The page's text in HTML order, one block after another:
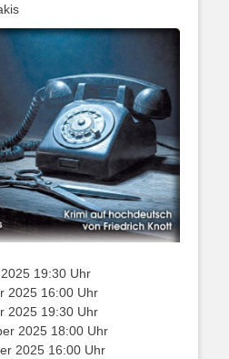
19:30 Uhr
2025 16:00 Uhr
2025 19:30 Uhr
2025 18:00 Uhr
2025 16:00 Uhr